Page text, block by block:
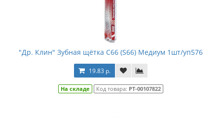
"Др. Клин" Зубная щётка С66 (S66) Медиум 1шт/уп576
19.83 р.
На складе Код товара: РТ-00107822